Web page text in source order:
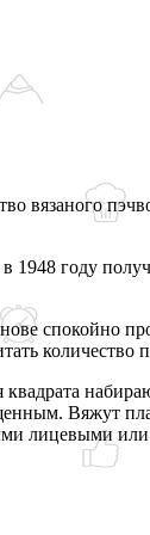
вязаного
1948 году
Вяжут
лицевыми